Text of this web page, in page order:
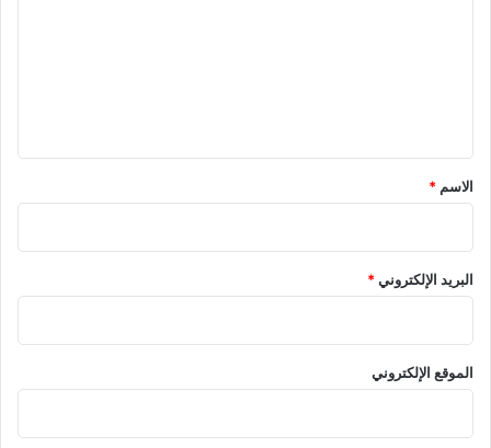
*
الاسم *
البريد الإلكتروني*
الموقع الإلكتروني